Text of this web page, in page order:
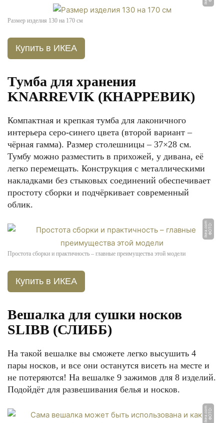
Размер изделия 130 на 170 см
Купить в ИКЕА
Тумба для хранения
KNARREVIK (КНАРРЕВИК)
Компактная и крепкая тумба для лаконичного
интерьера серо-синего цвета (второй вариант –
чёрная гамма). Размер столешницы – 37×28 см.
Тумбу можно разместить в прихожей, у дивана, её
легко перемещать. Конструкция с металлическими
накладками без стыковых соединений обеспечивает
простоту сборки и подчёркивает современный
облик.
Ф
О
Т
О:
i
k
e
a.
c
o
m
Простота сборки и практичность – главные преимущества этой модели
Купить в ИКЕА
Вешалка для сушки носков
SLIBB (СЛИББ)
На такой вешалке вы сможете легко высушить 4
пары носков, и все они останутся висеть на месте и
не потеряются! На вешалке 9 зажимов для 8 изделий.
Подойдёт для развешивания белья и носков.
Ф
О
Т
О:
i
k
e
a.
c
o
m